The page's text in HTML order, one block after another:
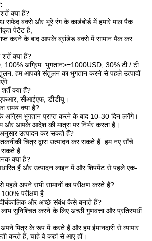
क्या हैं?
सफेद बक्से और भूरे रंग के कार्डबोर्ड में हमारे माल पैक.
पेटेंट है,
करने के बाद आपके ब्रांडेड बक्से में सामान पैक कर
क्या हैं?
100% अग्रिम. भुगतान>=1000USD, 30% टी / टी
हम आपको संतुलन का भुगतान करने से पहले उत्पादों
क्या हैं?
सीआईएफ, डीडीयू।
समय क्या है?
भुगतान प्राप्त करने के बाद 10-30 दिन लगेंगे।
और आपके आदेश की मात्रा पर निर्भर करता है।
उत्पादन कर सकते हैं?
चित्र द्वारा उत्पादन कर सकते हैं. हम नए साँचे
सकते हैं.
क्या है?
हैं और उत्पादन लाइन में और शिपमेंट से पहले एक-
अपने सभी सामानों का परीक्षण करते हैं?
परीक्षण है
और अच्छे संबंध कैसे बनाते हैं?
सुनिश्चित करने के लिए अच्छी गुणवत्ता और प्रतिस्पर्धी
मित्र के रूप में करते हैं और हम ईमानदारी से व्यापार
करते हैं, चाहे वे कहां से आए हों।